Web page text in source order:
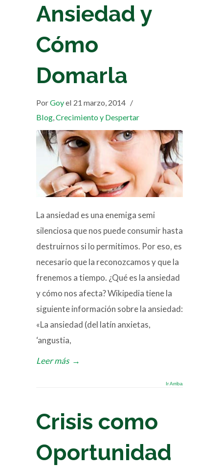
Ansiedad y
Cómo
Domarla
PorGoyel 21 marzo, 2014 /
Blog,Crecimiento y Despertar
La ansiedad es una enemiga semi
silenciosa que nos puede consumir hasta
destruirnos si lo permitimos. Por eso, es
necesario que la reconozcamos y que la
frenemos a tiempo. ¿Qué es la ansiedad
y cómo nos afecta? Wikipedia tiene la
siguiente información sobre la ansiedad:
«La ansiedad (del latín anxietas,
‘angustia,
Leer más →
Ir Arriba
Crisis como
Oportunidad